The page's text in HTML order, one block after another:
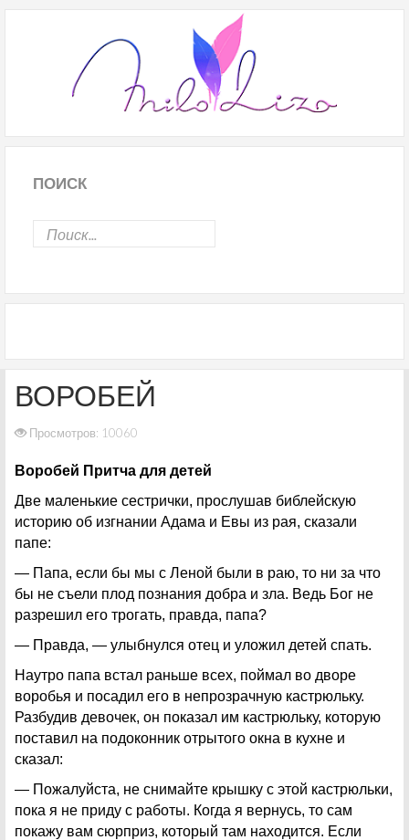
ПОИСК
ВОРОБЕЙ
Просмотров: 10060
Воробей Притча для детей
Две маленькие сестрички, прослушав библейскую
историю об изгнании Адама и Евы из рая, сказали
папе:
— Папа, если бы мы с Леной были в раю, то ни за что
бы не съели плод познания добра и зла. Ведь Бог не
разрешил его трогать, правда, папа?
— Правда, — улыбнулся отец и уложил детей спать.
Наутро папа встал раньше всех, поймал во дворе
воробья и посадил его в непрозрачную кастрюльку.
Разбудив девочек, он показал им кастрюльку, которую
поставил на подоконник отрытого окна в кухне и
сказал:
— Пожалуйста, не снимайте крышку с этой кастрюльки,
пока я не приду с работы. Когда я вернусь, то сам
покажу вам сюрприз, который там находится. Если